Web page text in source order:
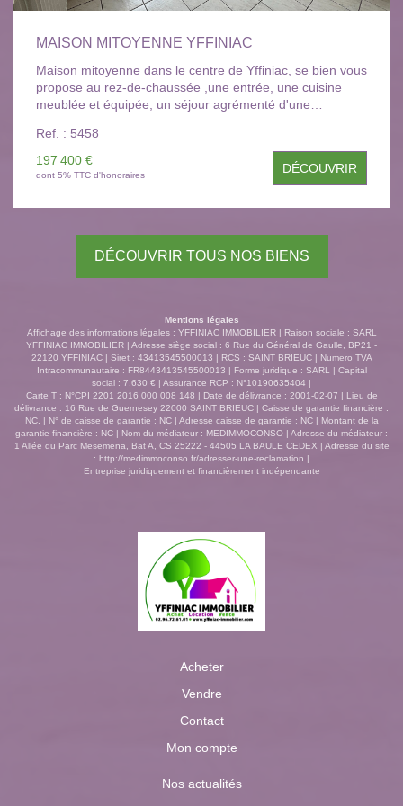
MAISON MITOYENNE YFFINIAC
Maison mitoyenne dans le centre de Yffiniac, se bien vous
propose au rez-de-chaussée ,une entrée, une cuisine
meublée et équipée, un séjour agrémenté d'une
une salle de bains .Le tout sur un terrain de 376m²
.Classe énergétique D. A SAISIR! Les informations sur les
risques auxquels ce bien est exposé sont disponibles sur
le site Géorisques : www.georisques.gouv.fr ». Consultez
tous nos biens disponibles sur notre site : www.yffiniac-
NOUS AU 02.96.72.61.01
Ref. : 5458
197 400 €
dont 5% TTC d'honoraires DÉCOUVRIR
DÉCOUVRIR TOUS NOS BIENS
Mentions légales
Affichage des informations légales : YFFINIAC IMMOBILIER | Raison sociale : SARL
YFFINIAC IMMOBILIER | Adresse siège social : 6 Rue du Général de Gaulle, BP21 -
22120 YFFINIAC | Siret : 43413545500013 | RCS : SAINT BRIEUC | Numero TVA
Intracommunautaire : FR8443413545500013 | Forme juridique : SARL | Capital
social : 7.630 € | Assurance RCP : N°10190635404 |
Carte T : N°CPI 2201 2016 000 008 148 | Date de délivrance : 2001-02-07 | Lieu de
délivrance : 16 Rue de Guernesey 22000 SAINT BRIEUC | Caisse de garantie financière :
NC. | N° de caisse de garantie : NC | Adresse caisse de garantie : NC | Montant de la
garantie financière : NC | Nom du médiateur : MEDIMMOCONSO | Adresse du médiateur :
1 Allée du Parc Mesemena, Bat A, CS 25222 - 44505 LA BAULE CEDEX | Adresse du site
: http://medimmoconso.fr/adresser-une-reclamation |
Entreprise juridiquement et financièrement indépendante
Acheter
Vendre
Contact
Mon compte
Nos actualités